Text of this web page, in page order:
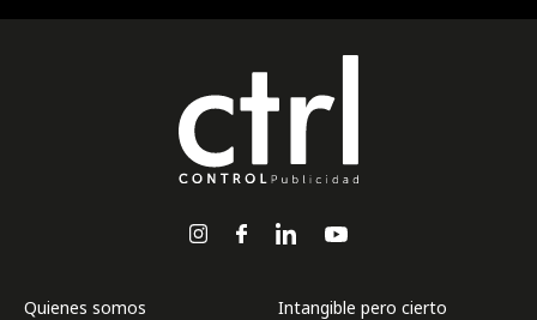
Quienes somos
Intangible pero cierto